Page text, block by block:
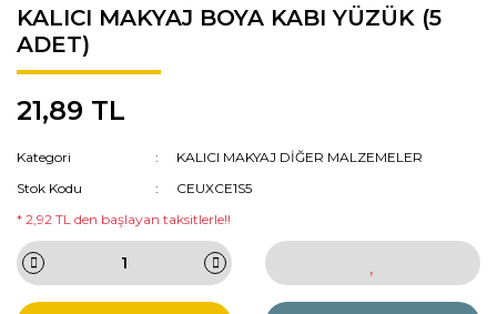
KALICI MAKYAJ BOYA KABI YÜZÜK (5
ADET)
21,89 TL
Kategori
KALICI MAKYAJ DİĞER MALZEMELER
Stok Kodu
CEUXCE1S5
* 2,92 TL den başlayan taksitlerle!!